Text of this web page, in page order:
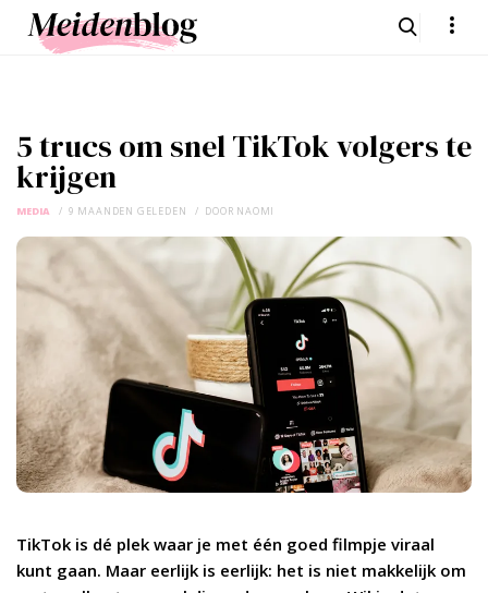
5 trucs om snel TikTok volgers te
krijgen
MEDIA 9 MAANDEN GELEDEN DOOR NAOMI
TikTok is dé plek waar je met één goed filmpje viraal
kunt gaan. Maar eerlijk is eerlijk: het is niet makkelijk om